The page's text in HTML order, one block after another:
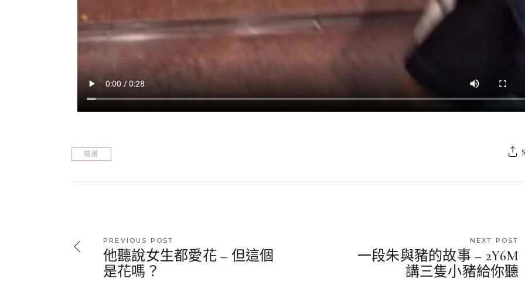
精選
PREVIOUS POST
他聽說女生都愛花 – 但這個
是花嗎？
NEXT POST
一段朱與豬的故事 – 2Y6M
講三隻小豬給你聽